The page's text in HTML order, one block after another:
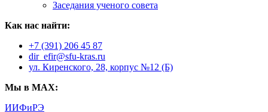
Заседания ученого совета
Как нас найти:
+7 (391) 206 45 87
dir_efir@sfu-kras.ru
ул. Киренского, 28, корпус №12 (Б)
Мы в MAX:
ИИФиРЭ